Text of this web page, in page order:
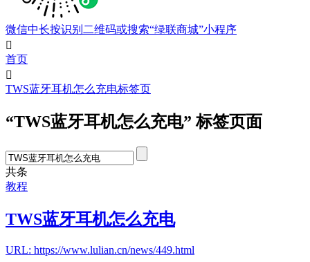
微信中长按识别二维码或搜索“绿联商城”小程序

首页

TWS蓝牙耳机怎么充电标签页
“TWS蓝牙耳机怎么充电” 标签页面
共条
教程
TWS蓝牙耳机怎么充电
URL: https://www.lulian.cn/news/449.html